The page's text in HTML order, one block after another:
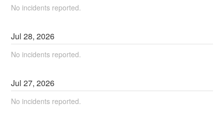
No incidents reported.
Jul28,2026
No incidents reported.
Jul27,2026
No incidents reported.